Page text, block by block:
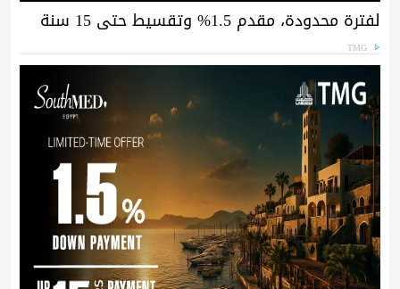
لفترة محدودة، مقدم 1.5% وتقسيط حتى 15 سنة
TMG